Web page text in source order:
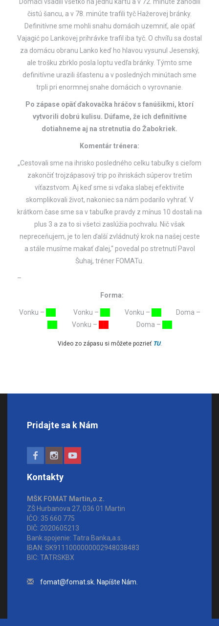
čistú šancu, a v 78. minúte trafili tyč Hažerovej bránky.
Definitívne sme mohli snahu domácih uzemniť, ale opäť
Vajagić po Lankovej prihrávke trafil iba tyč. O chvíľu sa dostal
za domácu obranu Lanko keď ho hlavou vysunul Jesenský,
ale trošku zbrklo posla loptu vedľa bránky. Týmto sme
definitívne urazili šťastenu a v posledných minútach sme
trpli pri enormnej snahe domácich o vyrovnanie.
Po zápase opäť ďakovačka hráčov s fanúšikmi, ktorí
vytvorili dobrú kulisu. Dúfame, že ich definitívne
dotiahneme aj na stretnutia do Žabokriek.
Komentár trénera:
„Cestovali sme na ihrisko posledného celku tabuľky s cieľom
zakončiť trojzápasový trip po ihriskách súperov tretím
víťazstvom. Aj keď sme si vďaka slabej efektivite
skomplikovali život, nakoniec sa nám podarilo vyhrať. V
krátkom čase sme sa v tabuľke pravdy z mínus 10 dostali na
plus 3 a za to si všetci zaslúžia pochvalu. Nič však
nepreceňujem, je to len ďalší zvládnutý krok na našej ceste
a stále musíme makať ďalej,“ povedal po stretnutí Pavol
Šuhaj, tréner FOMATu.
–
Forma:
Vonku – Vonku – Vonku –
Doma –
Vonku – Doma –
Video zo zápasu si môžete pozrieť TU.
Pridajte sa k Nám
Kontakty
MŠK FOMAT Martin,o.z.
ZŠ Hurbanova 27, 036 01 Martin
IČO: 35 660 775
DIČ: 2020605213
Bank.spojenie: Tatra Banka,a.s.
IBAN: SK9111000000002948038483
BIC: TATRSKBX
fomat@fomat.sk. Napíšte Nám.